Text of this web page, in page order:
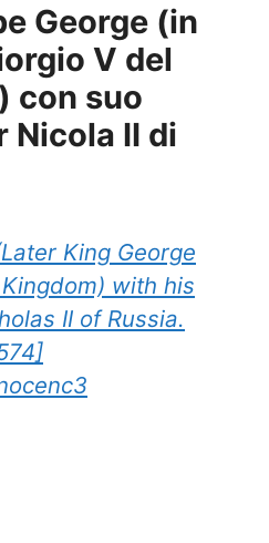
George (in
V del
con suo
Nicola II di
King George
with his
II of Russia.